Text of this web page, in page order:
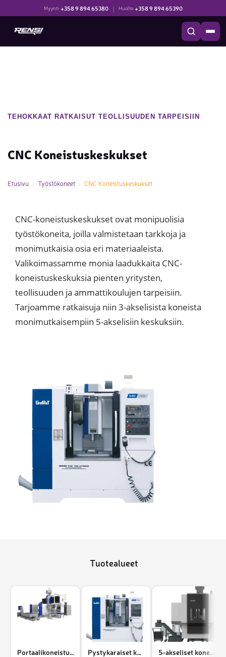
Myynti +358 9 894 65380 | Huolto +358 9 894 65390
TEHOKKAAT RATKAISUT TEOLLISUUDEN TARPEISIIN
CNC Koneistuskeskukset
Etusivu Työstökoneet CNC Koneistuskeskukset
CNC-koneistuskeskukset ovat monipuolisia
työstökoneita, joilla valmistetaan tarkkoja ja
monimutkaisia osia eri materiaaleista.
Valikoimassamme monia laadukkaita CNC-
koneistuskeskuksia pienten yritysten,
teollisuuden ja ammattikoulujen tarpeisiin.
Tarjoamme ratkaisuja niin 3-akselisista koneista
monimutkaisempiin 5-akselisiin keskuksiin.
Tuotealueet
Portaalikoneistuskeskukset Pystykaraiset koneistuskeskukset 5-akseliset koneistuskeskukset